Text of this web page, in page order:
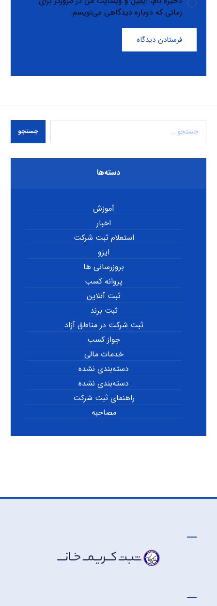
زمانی که دوباره دیدگاهی می‌نویسم.
فرستادن دیدگاه
جستجو
دسته‌ها
آموزش
اخبار
استعلام ثبت شرکت
ایزو
بروزرسانی ها
پروانه کسب
ثبت آنلاین
ثبت برند
ثبت شرکت در مناطق آزاد
جواز کسب
خدمات مالی
دسته‌بندی نشده
دسته‌بندی نشده
راهنمای ثبت شرکت
مصاحبه